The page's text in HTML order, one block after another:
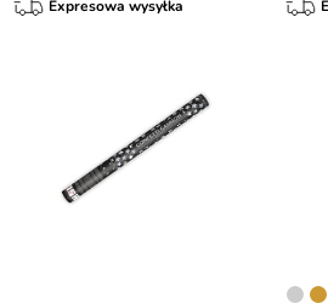
Expresowa wysyłka